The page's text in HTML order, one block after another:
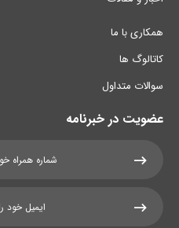
همکاری با ما
کاتالوگ ها
سوالات متداول
عضویت در خبرنامه